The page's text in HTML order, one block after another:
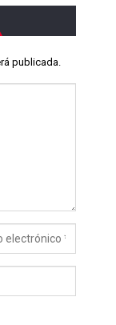
publicada.